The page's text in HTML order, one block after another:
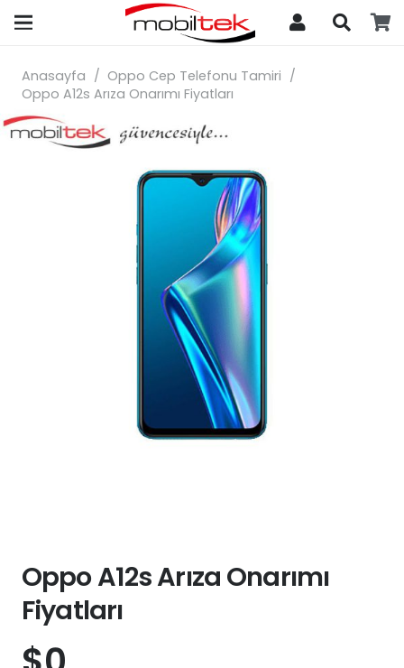
Anasayfa / Oppo Cep Telefonu Tamiri /
Oppo A12s Arıza Onarımı Fiyatları
Oppo A12s Arıza Onarımı
Fiyatları